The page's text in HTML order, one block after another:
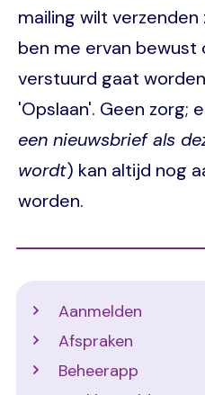
mailing wilt
ben me ervan bewust
verstuurd gaat
'Opslaan'. Geen zorg;
een nieuwsbrief als
wordt) kan altijd nog
worden.
Aanmelden
Afspraken
Beheerapp